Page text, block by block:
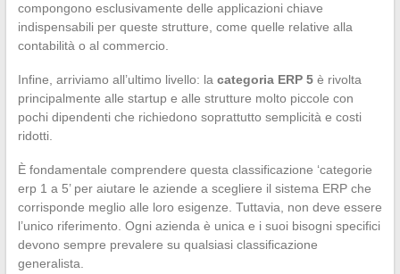
compongono esclusivamente delle applicazioni chiave
indispensabili per queste strutture, come quelle relative alla
contabilità o al commercio.
Infine, arriviamo all’ultimo livello: la categoria ERP 5è rivolta
principalmente alle startup e alle strutture molto piccole con
pochi dipendenti che richiedono soprattutto semplicità e costi
ridotti.
È fondamentale comprendere questa classificazione ‘categorie
erp 1 a 5’ per aiutare le aziende a scegliere il sistema ERP che
corrisponde meglio alle loro esigenze. Tuttavia, non deve essere
l’unico riferimento. Ogni azienda è unica e i suoi bisogni specifici
devono sempre prevalere su qualsiasi classificazione
generalista.